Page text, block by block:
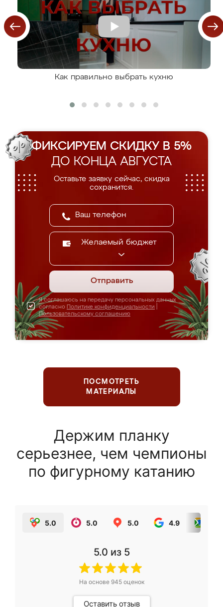
Как правильно выбрать кухню
ФИКСИРУЕМ СКИДКУ В 5%
ДО КОНЦА АВГУСТА
Оставьте заявку сейчас, скидка
сохранится.
Желаемый бюджет
Отправить
Я соглашаюсь на передачу персональных данных
согласно Политике конфиденциальности
Пользовательскому соглашению
ПОСМОТРЕТЬ
МАТЕРИАЛЫ
Держим планку
серьезнее, чем чемпионы
по фигурному катанию
5.0 5.0 5.0 4.9
5.0 из 5
На основе 945оценок
Оставить отзыв